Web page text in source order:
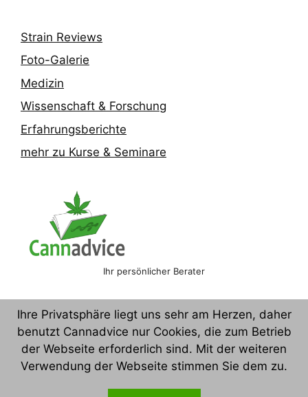
Strain Reviews
Foto-Galerie
Medizin
Wissenschaft & Forschung
Erfahrungsberichte
mehr zu Kurse & Seminare
Ihr persönlicher Berater
Ich stehe Ihnen auf Anfrage gerne zur Verfügung. Nutzen
Ihre Privatsphäre liegt uns sehr am Herzen, daher
benutzt Cannadvice nur Cookies, die zum Betrieb
der Webseite erforderlich sind. Mit der weiteren
Verwendung der Webseite stimmen Sie dem zu.